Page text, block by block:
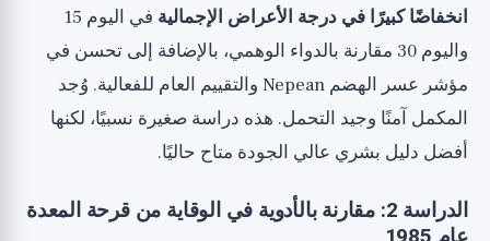
انخفاضًا كبيرًا في درجة الأعراض الإجمالية
في اليوم 15
واليوم 30 مقارنة بالدواء الوهمي، بالإضافة إلى تحسن في
مؤشر عسر الهضم Nepean والتقييم العام للفعالية. وُجد
المكمل آمنًا وجيد التحمل. هذه دراسة صغيرة نسبيًا، لكنها
أفضل دليل بشري عالي الجودة متاح حاليًا.
الدراسة 2: مقارنة بالأدوية في الوقاية من قرحة المعدة